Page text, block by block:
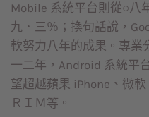
Mobile 系統平台則從○八
九．三％；換句話說，
軟努力八年的成果。專業
一二年，Android 系統平
望超越蘋果 iPhone、微
ＲＩＭ等。